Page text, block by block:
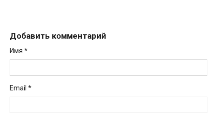
Добавить комментарий
Имя *
Email *